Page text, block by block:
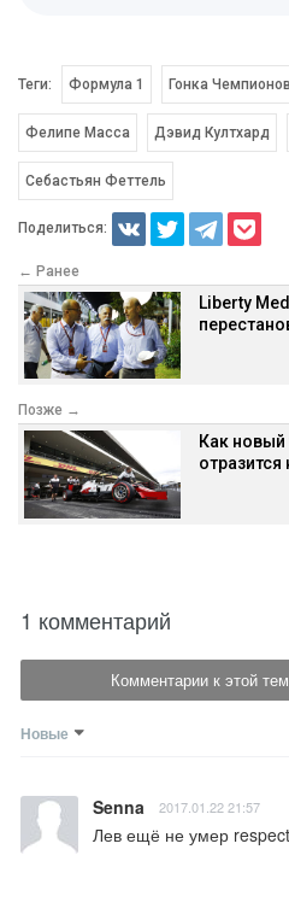
Теги: Формула 1 Гонка Чемпионов
Фелипе Масса Дэвид Култхард
Себастьян Феттель
Поделиться:
← Ранее
Liberty
Позже →
Как
отразится
1 комментарий
Комментарии к этой
Новые
Senna 2017.01.22 21:57
Лев ещё не умер respect